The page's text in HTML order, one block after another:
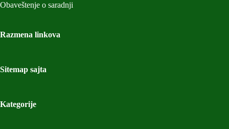
Obaveštenje o saradnji
Razmena linkova
Sitemap sajta
Kategorije